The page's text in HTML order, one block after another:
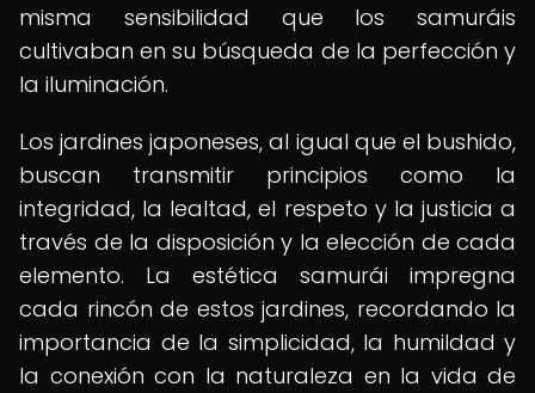
misma sensibilidad que los samuráis
cultivaban en su búsqueda de la perfección y
la iluminación.
Los jardines japoneses, al igual que el bushido,
buscan transmitir principios como la
integridad, la lealtad, el respeto y la justicia a
través de la disposición y la elección de cada
elemento. La estética samurái impregna
cada rincón de estos jardines, recordando la
importancia de la simplicidad, la humildad y
la conexión con la naturaleza en la vida de